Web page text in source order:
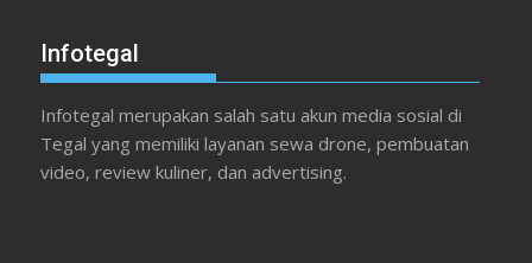
Infotegal
Infotegal merupakan salah satu akun media sosial di
Tegal yang memiliki layanan sewa drone, pembuatan
video, review kuliner, dan advertising.